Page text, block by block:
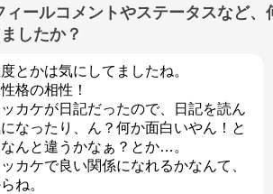
ールコメントやステータスなど、
したか？
とかは気にしてましたね。
格の相性！
カケが日記だったので、日記を読ん
なったり、ん？何か面白いやん！と
んと違うかなぁ？とか…。
カケで良い関係になれるかなんて、
ね。